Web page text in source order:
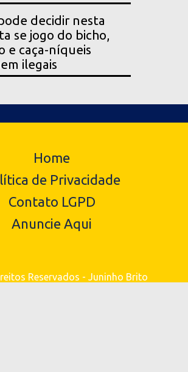
decidir nesta
se jogo do bicho,
e caça-níqueis
ilegais
Home
de Privacidade
Contato LGPD
Anuncie Aqui
Reservados - Juninho Brito